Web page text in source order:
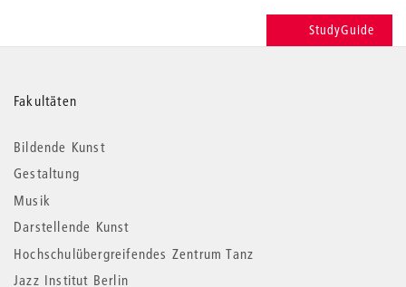
StudyGuide
Weitere
Informationen
Fakultäten
Bildende Kunst
Gestaltung
Musik
Darstellende Kunst
Hochschulübergreifendes Zentrum Tanz
Jazz Institut Berlin